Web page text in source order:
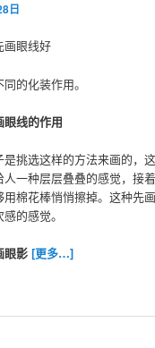
日
画眼线好
的化装作用。
线的作用
挑选这样的方法来画的，
一种层层叠叠的感觉，接
棉花棒悄悄擦掉。这种先
的感觉。
眼影[更多…]